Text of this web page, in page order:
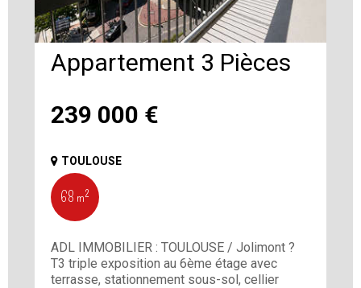
239 000 €
Appartement 3 Pièces
TOULOUSE
68 m²
ADL IMMOBILIER : TOULOUSE / Jolimont ?
T3 triple exposition au 6ème étage avec
terrasse, stationnement sous-sol, cellier